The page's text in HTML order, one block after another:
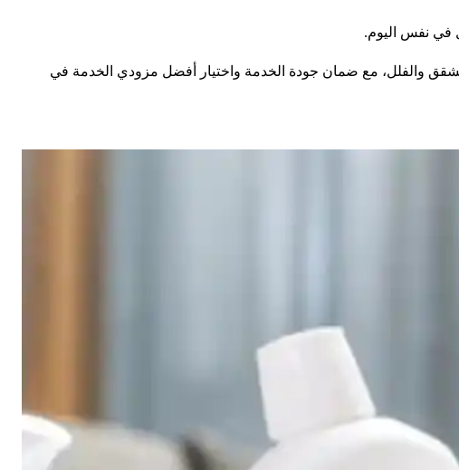
في نفس اليوم.
على خصومات تصل إلى 40% على خدمات تنظيف المنازل والشقق والفلل، مع ضمان جودة الخدمة واختيار أفضل مزودي الخدمة في